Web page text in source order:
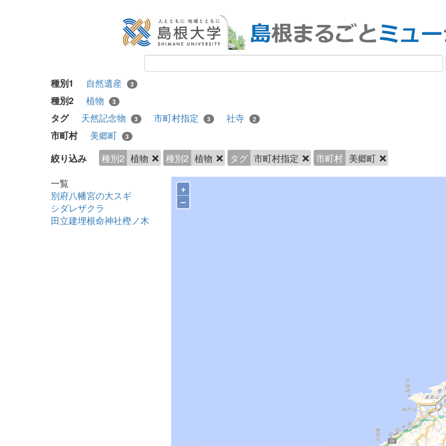
種別1 自然遺産 3
種別2 植物 3
タグ 天然記念物 3 市町村指定 3 社寺 2
市町村 美郷町 3
絞り込み 種別2 植物 種別2 植物 タグ 市町村指定 市町村 美郷町
一覧
別府八幡宮の大スギ
シダレザクラ
田立建埋根命神社樫ノ木
+
–